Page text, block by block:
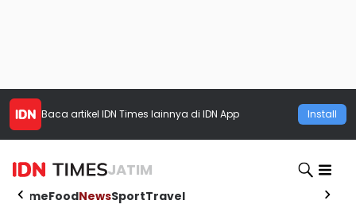
Baca artikel IDN Times lainnya di IDN App Install
JATIM
HomeFoodNewsSportTravel